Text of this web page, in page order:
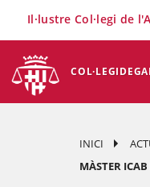
COL·LEGI
Il·lustre Col·legi de
INICI
MÀSTER